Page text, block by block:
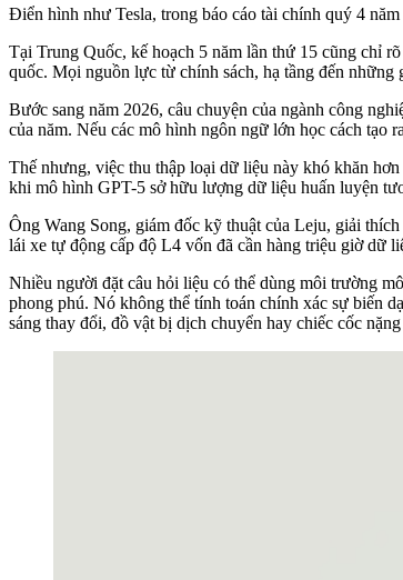
Điển hình như Tesla, trong báo cáo tài chính quý 4
Tại Trung Quốc, kế hoạch 5 năm lần thứ 15 cũng chỉ
quốc. Mọi nguồn lực từ chính sách, hạ tầng đến
Bước sang năm 2026, câu chuyện của ngành công
của năm. Nếu các mô hình ngôn ngữ lớn học cách
Thế nhưng, việc thu thập loại dữ liệu này khó khăn
khi mô hình GPT-5 sở hữu lượng dữ liệu huấn luyện
Ông Wang Song, giám đốc kỹ thuật của Leju, giải
lái xe tự động cấp độ L4 vốn đã cần hàng triệu giờ dữ
Nhiều người đặt câu hỏi liệu có thể dùng môi trường
phong phú. Nó không thể tính toán chính xác sự biến
sáng thay đổi, đồ vật bị dịch chuyển hay chiếc cốc